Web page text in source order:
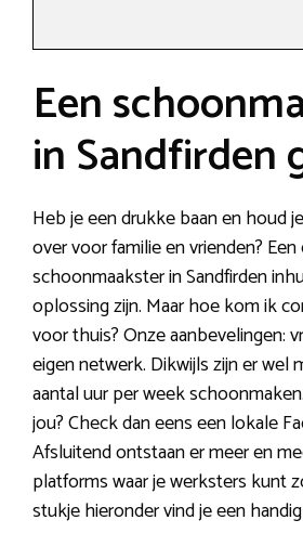
Een
in Sandfirden
Heb je een drukke baan en houd
over voor familie en vrienden?
schoonmaakster in Sandfirden
oplossing zijn. Maar hoe kom ik
voor thuis? Onze aanbevelingen:
eigen netwerk. Dikwijls zijn er wel
aantal uur per week
jou? Check dan eens een lokale
Afsluitend ontstaan er meer en
platforms waar je werksters kunt
stukje hieronder vind je een